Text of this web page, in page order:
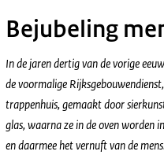
Bejubeling
In de jaren dertig van de vorige
de voormalige
trappenhuis, gemaakt door
glas, waarna ze in de oven worden
en daarmee het vernuft van de